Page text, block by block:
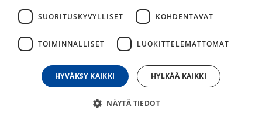
Muc-Off Stealth Tubeless Puncture Plug työkalu ja
kamelinpask**t tangon päähän.
59,00€
päivän alin hinta
SUORITUSKYVYLLISET KOHDENTAVAT
TOIMINNALLISET LUOKITTELEMATTOMAT
HYVÄKSY KAIKKI HYLKÄÄ KAIKKI
NÄYTÄ TIEDOT